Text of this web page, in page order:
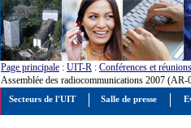
Page principale : UIT-R : Conférences et réunions
Assemblée des radiocommunications 2007 (AR-
Secteurs de l'UIT Salle de presse